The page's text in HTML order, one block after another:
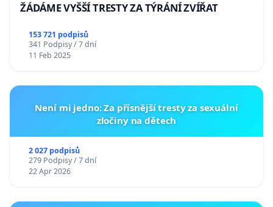
ŽÁDÁME VYŠŠÍ TRESTY ZA TÝRÁNÍ ZVÍŘAT
153 721 podpisů
341 Podpisy / 7 dní
11 Feb 2025
Není mi jedno: Za přísnější tresty za sexuální
zločiny na dětech
2 027 podpisů
279 Podpisy / 7 dní
22 Apr 2026